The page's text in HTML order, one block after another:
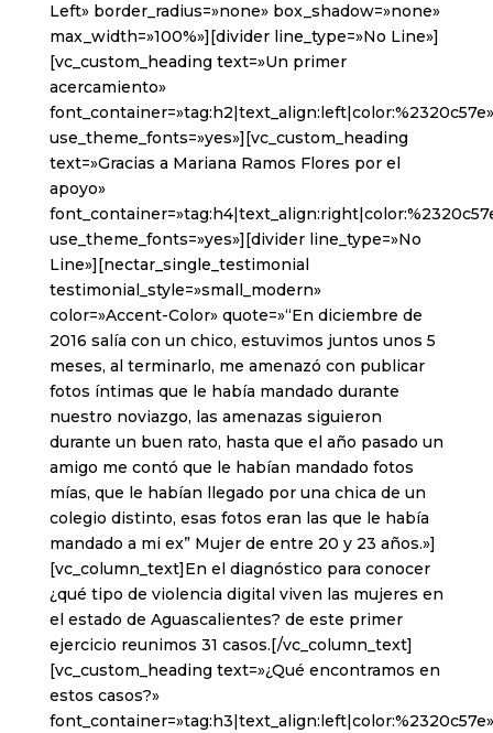
Left» border_radius=»none» box_shadow=»none»
max_width=»100%»][divider line_type=»No Line»]
[vc_custom_heading text=»Un primer
acercamiento»
font_container=»tag:h2|text_align:left|color:%2320c57e»
use_theme_fonts=»yes»][vc_custom_heading
text=»Gracias a Mariana Ramos Flores por el
apoyo»
use_theme_fonts=»yes»][divider line_type=»No
Line»][nectar_single_testimonial
testimonial_style=»small_modern»
color=»Accent-Color» quote=»“En diciembre de
2016 salía con un chico, estuvimos juntos unos 5
meses, al terminarlo, me amenazó con publicar
fotos íntimas que le había mandado durante
nuestro noviazgo, las amenazas siguieron
durante un buen rato, hasta que el año pasado un
amigo me contó que le habían mandado fotos
mías, que le habían llegado por una chica de un
colegio distinto, esas fotos eran las que le había
mandado a mi ex” Mujer de entre 20 y 23 años.»]
[vc_column_text]En el diagnóstico para conocer
¿qué tipo de violencia digital viven las mujeres en
el estado de Aguascalientes? de este primer
ejercicio reunimos 31 casos.[/vc_column_text]
[vc_custom_heading text=»¿Qué encontramos en
estos casos?»
font_container=»tag:h3|text_align:left|color:%2320c57e»